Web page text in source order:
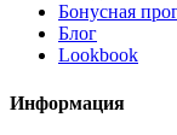
Бонусная
Блог
Lookbook
Информация